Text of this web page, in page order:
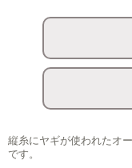
縦糸にヤギが使われたオ
です。